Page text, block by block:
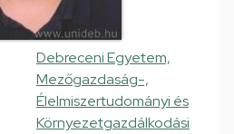
Debreceni Egyetem,
Mezőgazdaság-,
Élelmiszertudományi és
Környezetgazdálkodási